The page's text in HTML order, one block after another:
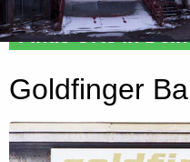
Finde Orte in
Goldfinger
Recent Posts
Home